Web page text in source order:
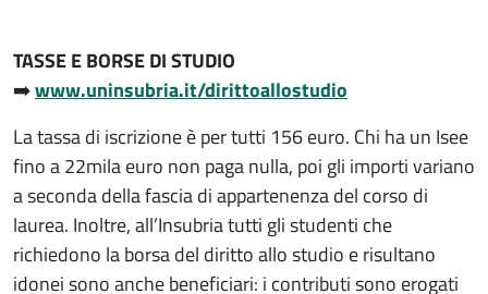
TASSE E BORSE DI STUDIO
➡️www.uninsubria.it/dirittoallostudio
La tassa di iscrizione è per tutti 156 euro. Chi ha un Isee
fino a 22mila euro non paga nulla, poi gli importi variano
a seconda della fascia di appartenenza del corso di
laurea. Inoltre, all’Insubria tutti gli studenti che
richiedono la borsa del diritto allo studio e risultano
idonei sono anche beneficiari: i contributi sono erogati